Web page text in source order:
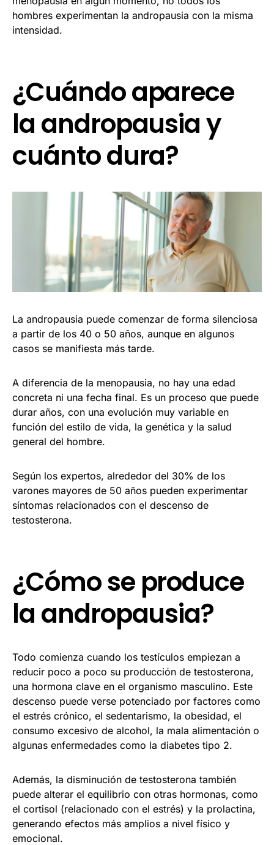
hombres experimentan la andropausia con la misma
intensidad.
¿Cuándo aparece
la andropausia y
cuánto dura?
La andropausia puede comenzar de forma silenciosa
a partir de los 40 o 50 años, aunque en algunos
casos se manifiesta más tarde.
A diferencia de la menopausia, no hay una edad
concreta ni una fecha final. Es un proceso que puede
durar años, con una evolución muy variable en
función del estilo de vida, la genética y la salud
general del hombre.
Según los expertos, alrededor del 30% de los
varones mayores de 50 años pueden experimentar
síntomas relacionados con el descenso de
testosterona.
¿Cómo se produce
la andropausia?
Todo comienza cuando los testículos empiezan a
reducir poco a poco su producción de testosterona,
una hormona clave en el organismo masculino. Este
descenso puede verse potenciado por factores como
el estrés crónico, el sedentarismo, la obesidad, el
consumo excesivo de alcohol, la mala alimentación o
algunas enfermedades como la diabetes tipo 2.
Además, la disminución de testosterona también
puede alterar el equilibrio con otras hormonas, como
el cortisol (relacionado con el estrés) y la prolactina,
generando efectos más amplios a nivel físico y
emocional.